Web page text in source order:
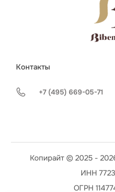
Контакты
+7 (495) 669-05-71
Копирайт © 2025 -
ИНН
ОГРН